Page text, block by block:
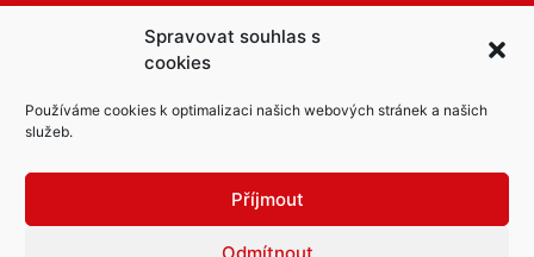
Spravovat souhlas s
cookies
Používáme cookies k optimalizaci našich webových stránek a našich
služeb.
Příjmout
Odmítnout
INFORMACE A KODEX DISKUTUJÍCÍCH
LOGO A LOGO MANUÁL